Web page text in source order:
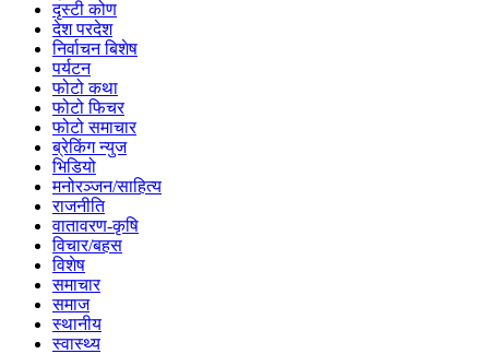
दृस्टी कोण
देश परदेश
निर्वाचन बिशेष
पर्यटन
फोटो कथा
फोटो फिचर
फोटो समाचार
ब्रेकिंग न्युज
भिडियो
मनोरञ्जन/साहित्य
राजनीति
वातावरण-कृषि
विचार/बहस
विशेष
समाचार
समाज
स्थानीय
स्वास्थ्य